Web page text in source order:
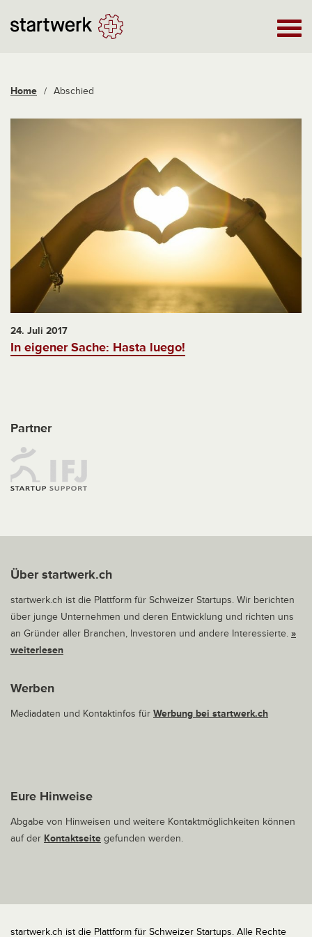
Home / Abschied
24. Juli 2017
In eigener Sache: Hasta luego!
Partner
Über startwerk.ch
startwerk.ch ist die Plattform für Schweizer Startups. Wir berichten
über junge Unternehmen und deren Entwicklung und richten uns
an Gründer aller Branchen, Investoren und andere Interessierte. »
weiterlesen
Werben
Mediadaten und Kontaktinfos für Werbung bei startwerk.ch
Eure Hinweise
Abgabe von Hinweisen und weitere Kontaktmöglichkeiten können
auf der Kontaktseite gefunden werden.
startwerk.ch ist die Plattform für Schweizer Startups. Alle Rechte